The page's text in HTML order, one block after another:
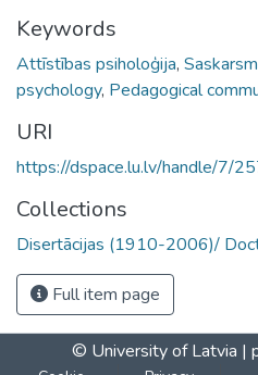
Keywords
Attīstības psiholoģija,
psychology, Pedagogical
URI
https://dspace.lu.lv/handle/7/
Collections
Disertācijas (1910-2006)/
Full item page
© University of Latvia |